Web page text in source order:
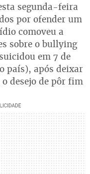
segunda-feira
por ofender um
comoveu a
sobre o bullying
em 7 de
país), após deixar
desejo de pôr fim